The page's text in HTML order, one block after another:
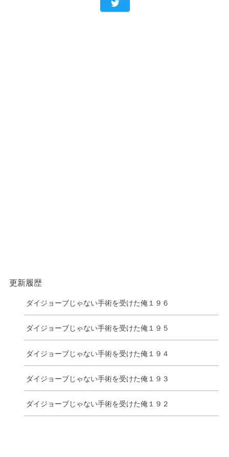
更新履歴
ダイジョーブじゃない手術を受けた俺１９６
ダイジョーブじゃない手術を受けた俺１９５
ダイジョーブじゃない手術を受けた俺１９４
ダイジョーブじゃない手術を受けた俺１９３
ダイジョーブじゃない手術を受けた俺１９２